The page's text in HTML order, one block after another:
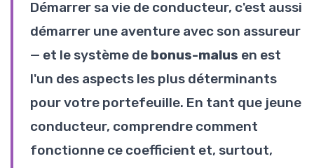
Démarrer sa vie de conducteur, c'est aussi
démarrer une aventure avec son assureur
— et le système de bonus-malus en est
l'un des aspects les plus déterminants
pour votre portefeuille. En tant que jeune
conducteur, comprendre comment
fonctionne ce coefficient et, surtout,